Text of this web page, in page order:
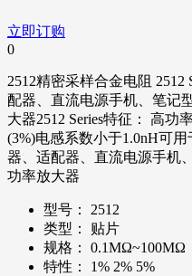
立即订购
0
2512精密采样合金电阻
配器、直流电源手机、笔记
大器2512 Series特征： 高
(3%)电感系数小于1.0nH可
器、适配器、直流电源手机
功率放大器
型号：
2512
类型：
贴片
规格：
0.1MΩ~100MΩ
特性：
1% 2% 5%